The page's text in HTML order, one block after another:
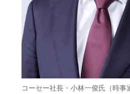
コーセー社長・小林一俊氏（時事